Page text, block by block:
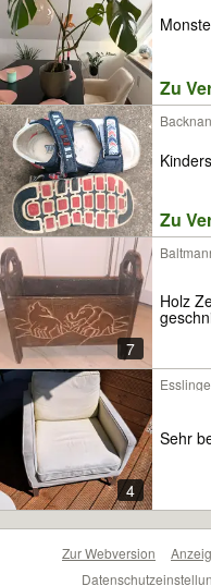
Zu
Zu
7
Holz
4
Sehr
Zur Webversion